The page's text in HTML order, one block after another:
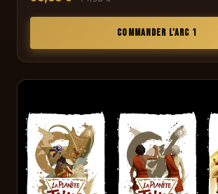
COMMANDER L'ARC 1